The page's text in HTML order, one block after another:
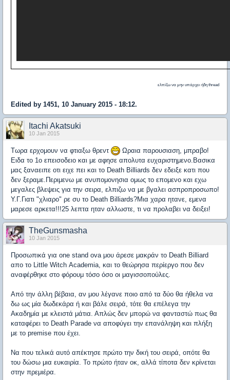
ελπίζω να μην υπάρχει ήδη thread
Edited by 1451, 10 January 2015 - 18:12.
Itachi Akatsuki
10 Jan 2015
Τωρα ερχομουν να φτιαξω θρεντ
Ωραια παρουσιαση, μπραβο!
Ειδα το 1ο επεισοδειο και με αφησε απολυτα ευχαριστημενο.Βασικα
μας ξαναειπε οτι ειχε πει και το Death Billiards δεν εδειξε κατι που
δεν ξεραμε.Περιμενω με ανυπομονησια ομως το επομενο και εχω
μεγαλες βλεψεις για την σειρα, ελπιζω να με βγαλει ασπροπροσωπο!
Υ.Γ.Γιατι "χλιαρο" ρε συ το Death Billiards?Μια χαρα ητανε, εμενα
μαρεσε αρκετα!!!25 λεπτα ηταν αλλωστε, τι να προλαβει να δειξει!
TheGunsmasha
10 Jan 2015
Προσωπικά για one stand ova μου άρεσε μακράν το Death Billiard
απο το Little Witch Αcademia, και το θεώρησα περίεργο που δεν
αναφέρθηκε στο φόρουμ τόσο όσο οι μαγισσοπούλες.
Από την άλλη βέβαια, αν μου λέγανε ποιο από τα δύο θα ήθελα να
δω ως μία δωδεκάρα ή και βάλε σειρά, τότε θα επέλεγα την
Ακαδημία με κλειστά μάτια. Απλώς δεν μπορώ να φανταστώ πως θα
καταφέρει το Death Parade να αποφύγει την επανάληψη και πλήξη
με το premise που έχει.
Να που τελικά αυτό απέκτησε πρώτο την δική του σειρά, οπότε θα
του δώσω μια ευκαιρία. Το πρώτο ήταν οκ, αλλά τίποτα δεν κρίνεται
στην πρεμιέρα.